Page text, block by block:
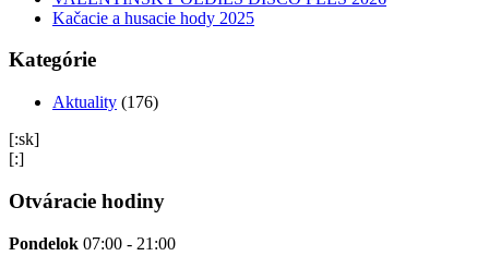
Kačacie a husacie hody 2025
Kategórie
Aktuality (176)
[:sk]
[:]
Otváracie hodiny
Pondelok 07:00 - 21:00